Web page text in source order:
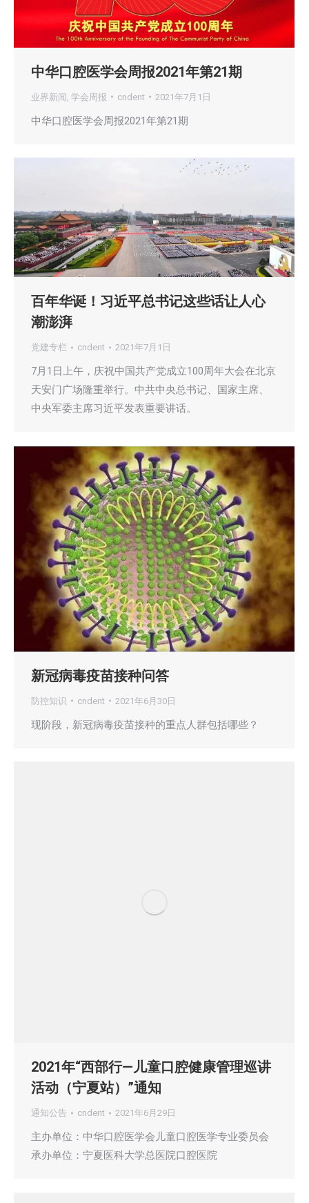
中华口腔医学会周报2021年第21期
业界新闻 学会周报 cndent 2021年7月1日
中华口腔医学会周报2021年第21期
百年华诞！习近平总书记这些话让人心
潮澎湃
党建专栏 cndent 2021年7月1日
7月1日上午，庆祝中国共产党成立100周年大会在北京
天安门广场隆重举行。中共中央总书记、国家主席、
中央军委主席习近平发表重要讲话。
新冠病毒疫苗接种问答
防控知识 cndent 2021年6月30日
现阶段，新冠病毒疫苗接种的重点人群包括哪些？
2021年“西部行—儿童口腔健康管理巡讲
活动（宁夏站）”通知
通知公告 cndent 2021年6月29日
主办单位：中华口腔医学会儿童口腔医学专业委员会
承办单位：宁夏医科大学总医院口腔医院